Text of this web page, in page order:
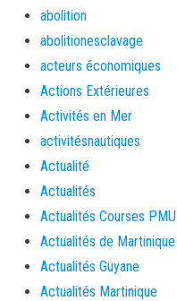
abolition
abolitionesclavage
acteurs économiques
Actions Extérieures
Activités en Mer
activitésnautiques
Actualité
Actualités
Actualités Courses PMU
Actualités de Martinique
Actualités Guyane
Actualités Martinique